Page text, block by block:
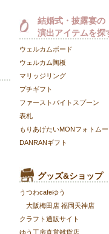
結婚式・披露宴の
演出アイテムを探
ウェルカムボード
ウェルカム陶板
マリッジリング
プチギフト
ファーストバイトスプーン
表札
もりあげたいMONフォトム
DANRANギフト
グッズ&ショップ
うつわcafeゆう
大阪梅田店 福岡天神店
クラフト通販サイト
ゆう工房直営雑貨店